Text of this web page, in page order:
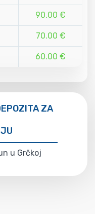
90.00 €
70.00 €
60.00 €
ZA
u Grčkoj